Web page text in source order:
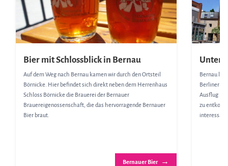
Bier mit Schlossblick in Bernau
Auf dem Weg nach Bernau kamen wir durch den Ortsteil
Börnicke. Hier befindet sich direkt neben dem Herrenhaus
Schloss Börnicke die Brauerei der Bernauer
Brauereigenossenschaft, die das hervorragende Bernauer
Bier braut.
Bernauer Bier →
Bernau
Berliner
Ausflug in
zu